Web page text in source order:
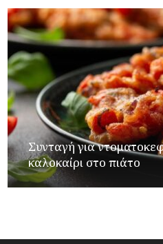
Συνταγή για
καλοκαίρι στο πιάτο